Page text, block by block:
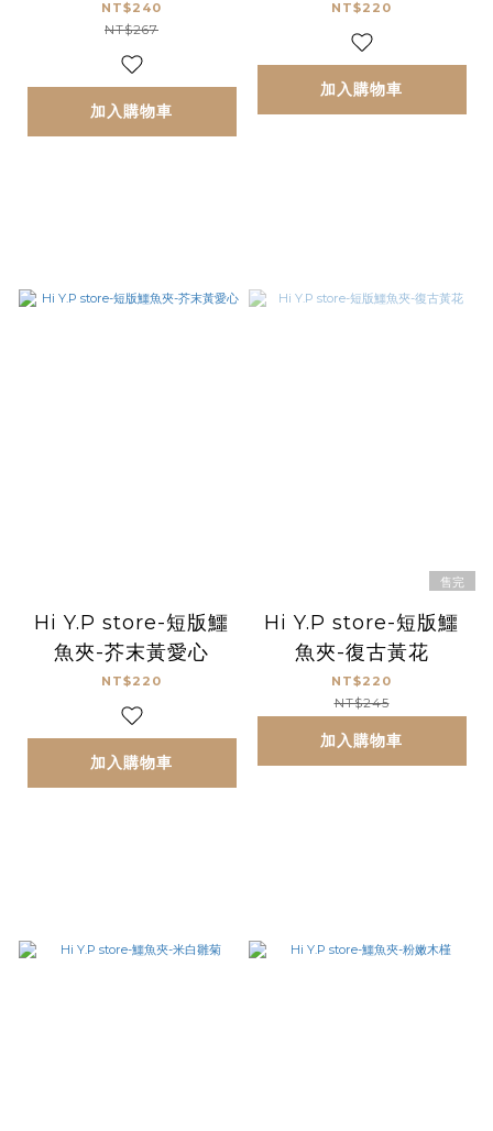
NT$240
NT$267
加入購物車
NT$220
加入購物車
Hi Y.P store-短版鱷
魚夾-芥末黃愛心
NT$220
加入購物車
售完
Hi Y.P store-短版鱷
魚夾-復古黃花
NT$220
NT$245
加入購物車